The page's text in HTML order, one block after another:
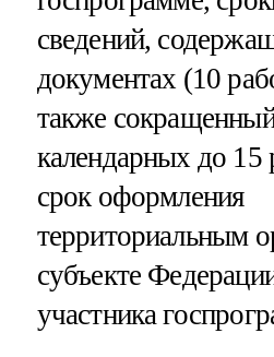
сведений,
документах (10
также
календарных до 15
срок оформления
территориальным
субъекте
участника